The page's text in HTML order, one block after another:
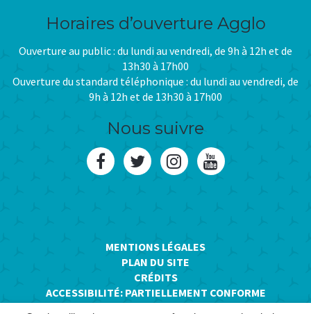
Horaires d’ouverture Agglo
Ouverture au public : du lundi au vendredi, de 9h à 12h et de
13h30 à 17h00
Ouverture du standard téléphonique : du lundi au vendredi, de
9h à 12h et de 13h30 à 17h00
Nous suivre
Lien
compte
Facebook
Lien
compte
Twitter
Lien
compte
Instagram
Lien
MENTIONS LÉGALES
PLAN DU SITE
CRÉDITS
ACCESSIBILITÉ: PARTIELLEMENT CONFORME